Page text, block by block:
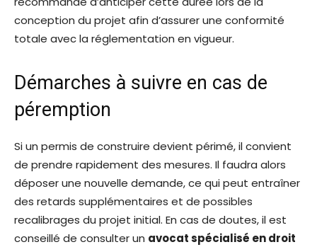
conception du projet afin d’assurer une conformité
totale avec la réglementation en vigueur.
Démarches à suivre en cas de
péremption
Si un permis de construire devient périmé, il convient
de prendre rapidement des mesures. Il faudra alors
déposer une nouvelle demande, ce qui peut entraîner
des retards supplémentaires et de possibles
recalibrages du projet initial. En cas de doutes, il est
conseillé de consulter un avocat spécialisé en droit